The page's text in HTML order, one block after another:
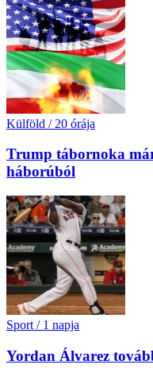
Külföld / 20 órája
Trump tábornoka
háborúból
Sport / 1 napja
Yordan Álvarez